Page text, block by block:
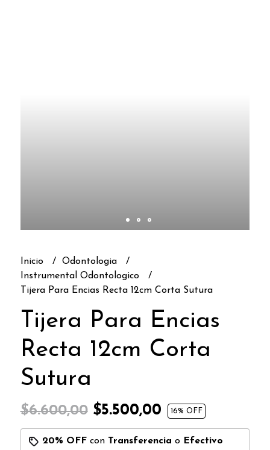
Inicio
Odontologia
Instrumental Odontologico
Tijera Para Encias Recta 12cm Corta Sutura
Tijera Para Encias
Recta 12cm Corta
Sutura
$6.600,00$5.500,00 16% OFF
20% OFFcon Transferencia o Efectivo